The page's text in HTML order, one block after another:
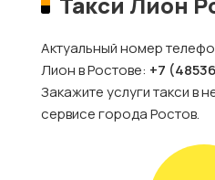
Актуальный номер
Лион в Ростове: +7
Закажите услуги такси в
сервисе города Ростов.